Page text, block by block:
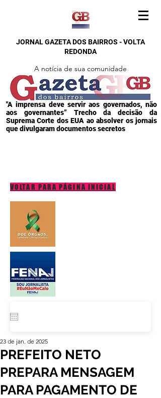
JORNAL GAZETA DOS BAIRROS - VOLTA
REDONDA
A notícia de sua comunidade
"A imprensa deve servir aos governados, não
aos governantes” Trecho da decisão da
Suprema Corte dos EUA ao absolver os jornais
que divulgaram documentos secretos
VOLTAR PARA PÁGINA INICIAL
PREFEITO NETO
PREPARA MENSAGEM
PARA PAGAMENTO DE
23 de jan. de 2025